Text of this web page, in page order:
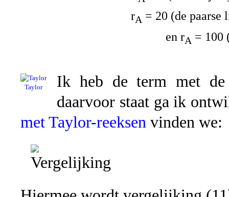
rA = 20 (de paarse
en rA = 100
Taylor
Ik heb de term met
daarvoor staat ga ik
met Taylor-reeksen vinden we: